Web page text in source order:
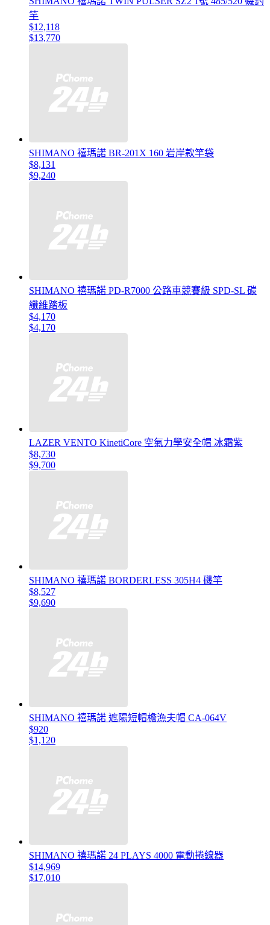
竿
$12,118
$13,770
SHIMANO 禧瑪諾 BR-201X 160 岩岸款竿袋
$8,131
$9,240
SHIMANO 禧瑪諾 PD-R7000 公路車競賽級 SPD-SL 碳
纖維踏板
$4,170
$4,170
LAZER VENTO KinetiCore 空氣力學安全帽 冰霜紫
$8,730
$9,700
SHIMANO 禧瑪諾 BORDERLESS 305H4 磯竿
$8,527
$9,690
SHIMANO 禧瑪諾 遮陽短帽檐漁夫帽 CA-064V
$920
$1,120
SHIMANO 禧瑪諾 24 PLAYS 4000 電動捲線器
$14,969
$17,010